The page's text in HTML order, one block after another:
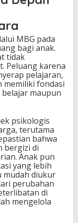
MBG pada
bagi anak.
tidak
Peluang karena
pelajaran,
memiliki fondasi
maupun
psikologis
terutama
bahwa
bergizi di
Anak pun
yang lebih
mudah diukur
perubahan
di
mengelola